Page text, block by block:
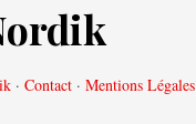
· Contact· Mentions Légales